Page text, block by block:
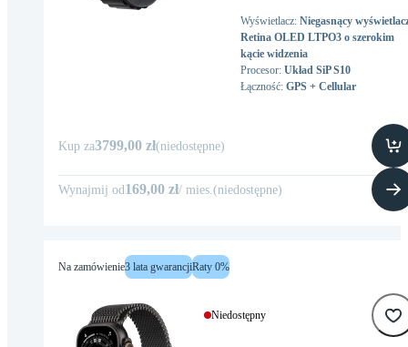
Wyświetlacz: Niegasnący
Retina OLED LTPO3 o szerokim
kącie widzenia
Procesor: Układ SiP S10
Łączność: GPS + Cellular
Kup za3799,00 zł(niedostępne)
Wynajmij od169,00 zł/ mies (niedostępne)
Na zamówienie3 lata gwarancjiRaty 0%
Niedostępny